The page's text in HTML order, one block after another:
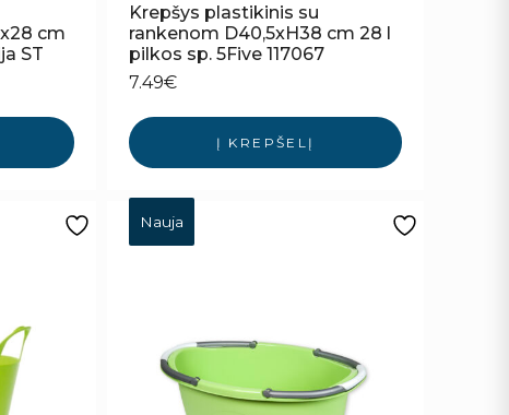
cm
ST
Krepšys plastikinis su
rankenom D40,5xH38 cm 28 l
pilkos sp. 5Five 117067
7.49€
Į KREPŠELĮ
Nauja